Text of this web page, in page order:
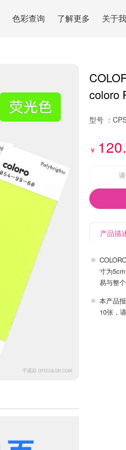
色彩查询 了解更多 关于
coloro
型号 ：
￥
产品描
寸为
易与整
本产品
10张，